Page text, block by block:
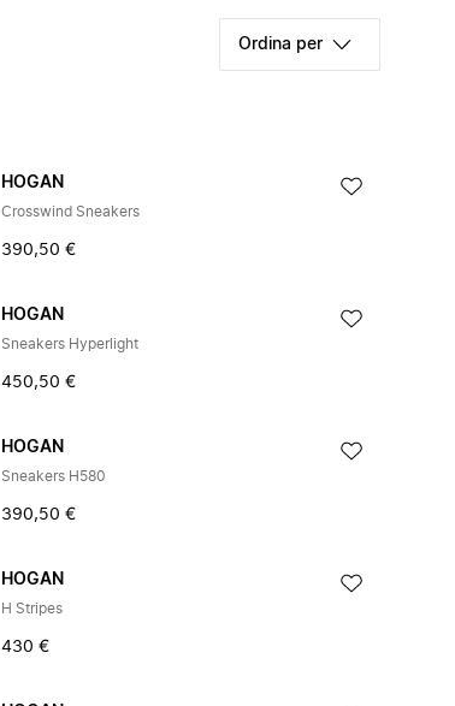
Ordina per
HOGAN
Crosswind Sneakers
390,50 €
HOGAN
Sneakers Hyperlight
450,50 €
HOGAN
Sneakers H580
390,50 €
HOGAN
H Stripes
430 €